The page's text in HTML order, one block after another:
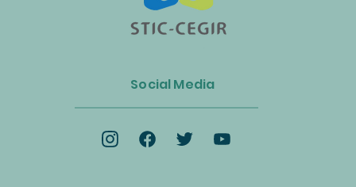
Mempercepat Ekonomi
dan Transisi Net-Zero
Social Media